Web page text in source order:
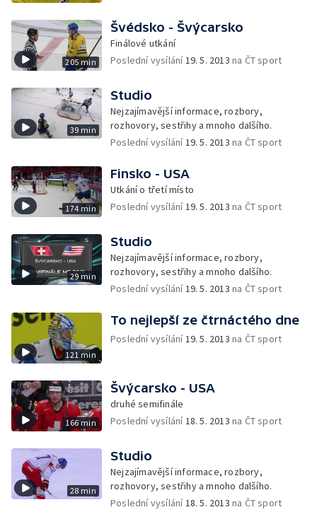
205 min
Švédsko - Švýcarsko
Finálové utkání
Poslední vysílání19. 5. 2013 na ČT sport
39 min
Studio
Nejzajímavější informace, rozbory,
rozhovory, sestřihy a mnoho dalšího.
Poslední vysílání19. 5. 2013 na ČT sport
174 min
Finsko - USA
Utkání o třetí místo
Poslední vysílání19. 5. 2013 na ČT sport
29 min
Studio
Nejzajímavější informace, rozbory,
rozhovory, sestřihy a mnoho dalšího.
Poslední vysílání19. 5. 2013 na ČT sport
121 min
To nejlepší ze čtrnáctého dne
Poslední vysílání19. 5. 2013 na ČT sport
166 min
Švýcarsko - USA
druhé semifinále
Poslední vysílání18. 5. 2013 na ČT sport
28 min
Studio
Nejzajímavější informace, rozbory,
rozhovory, sestřihy a mnoho dalšího.
Poslední vysílání18. 5. 2013 na ČT sport